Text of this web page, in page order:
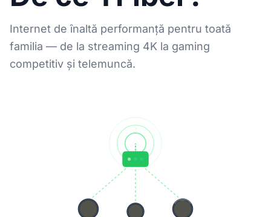
Internet de înaltă performanță pentru toată
familia — de la streaming 4K la gaming
competitiv și telemuncă.